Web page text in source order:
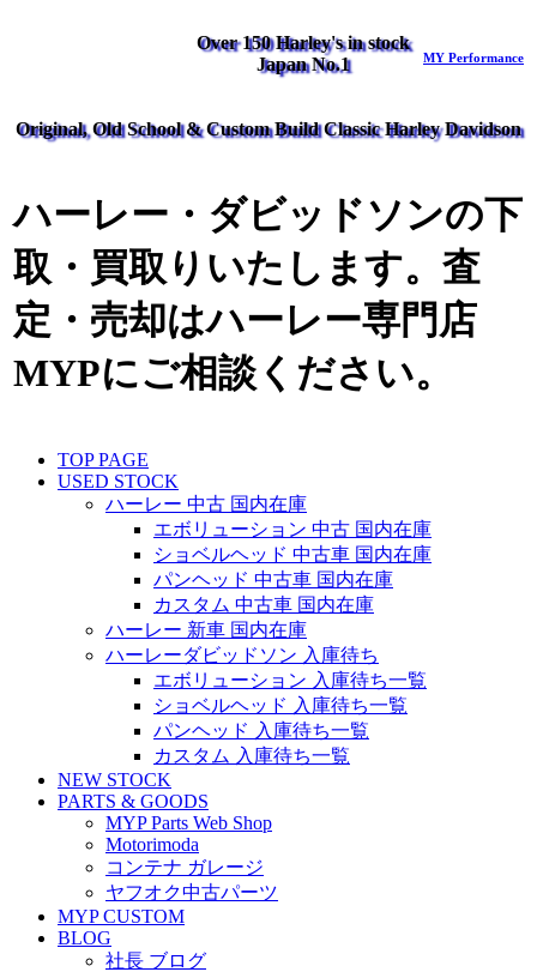
Over 150 Harley's in stock
Japan No.1
MY Performance
Original, Old School & Custom Build Classic Harley Davidson
ハーレー・ダビッドソンの下
取・買取りいたします。査
定・売却はハーレー専門店
MYPにご相談ください。
TOP PAGE
USED STOCK
ハーレー 中古 国内在庫
エボリューション 中古 国内在庫
ショベルヘッド 中古車 国内在庫
パンヘッド 中古車 国内在庫
カスタム 中古車 国内在庫
ハーレー 新車 国内在庫
ハーレーダビッドソン 入庫待ち
エボリューション 入庫待ち一覧
ショベルヘッド 入庫待ち一覧
パンヘッド 入庫待ち一覧
カスタム 入庫待ち一覧
NEW STOCK
PARTS & GOODS
MYP Parts Web Shop
Motorimoda
コンテナ ガレージ
ヤフオク中古パーツ
MYP CUSTOM
BLOG
社長 ブログ